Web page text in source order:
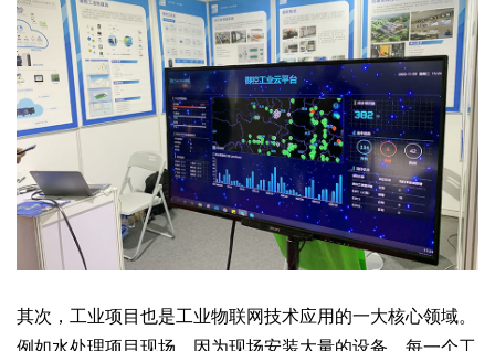
其次，工业项目也是工业物联网技术应用的一大核心领域。
例如水处理项目现场，因为现场安装大量的设备，每一个工